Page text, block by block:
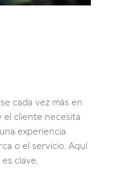
cada vez más en
el cliente necesita
experiencia
o el servicio. Aquí
clave.